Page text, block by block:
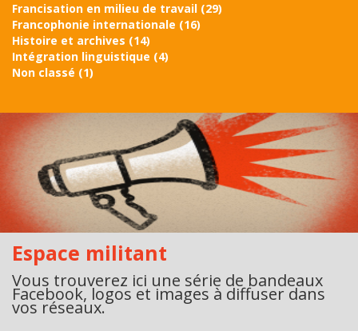
Francisation en milieu de travail (29)
Francophonie internationale (16)
Histoire et archives (14)
Intégration linguistique (4)
Non classé (1)
Espace militant
Vous trouverez ici une série de bandeaux
Facebook, logos et images à diffuser dans
vos réseaux.